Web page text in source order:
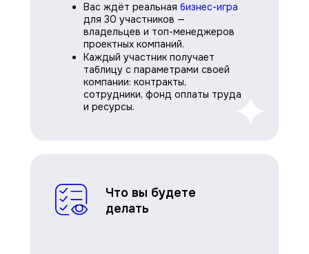
Что вы будете
делать
Каждый участник получает
таблицу с параметрами своей
компании: контракты,
сотрудники, фонд оплаты труда
и ресурсы.
Вас ждёт реальная бизнес-игра
для 30 участников —
владельцев и топ-менеджеров
проектных компаний.